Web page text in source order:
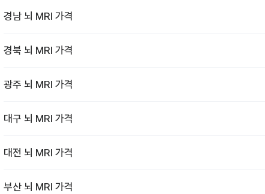
경남 뇌 MRI 가격
경북 뇌 MRI 가격
광주 뇌 MRI 가격
대구 뇌 MRI 가격
대전 뇌 MRI 가격
부산 뇌 MRI 가격